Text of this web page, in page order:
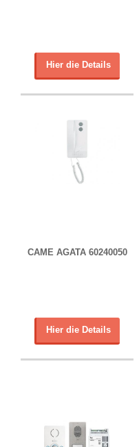
Hier die Details
CAME AGATA 60240050
Hier die Details